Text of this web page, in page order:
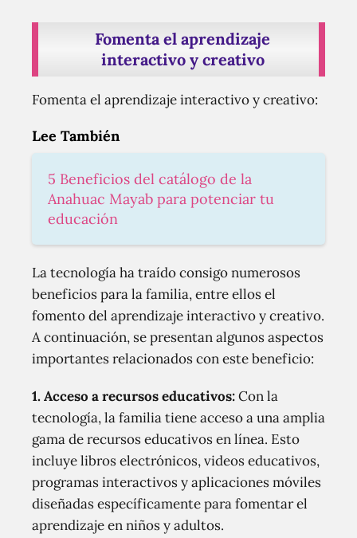
Fomenta el aprendizaje
interactivo y creativo
Fomenta el aprendizaje interactivo y creativo:
Lee También
5 Beneficios del catálogo de la
Anahuac Mayab para potenciar tu
educación
La tecnología ha traído consigo numerosos
beneficios para la familia, entre ellos el
fomento del aprendizaje interactivo y creativo.
A continuación, se presentan algunos aspectos
importantes relacionados con este beneficio:
1. Acceso a recursos educativos:Con la
tecnología, la familia tiene acceso a una amplia
gama de recursos educativos en línea. Esto
incluye libros electrónicos, videos educativos,
programas interactivos y aplicaciones móviles
diseñadas específicamente para fomentar el
aprendizaje en niños y adultos.